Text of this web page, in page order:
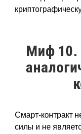
Миф 10.
Смарт-контракт
силы и не